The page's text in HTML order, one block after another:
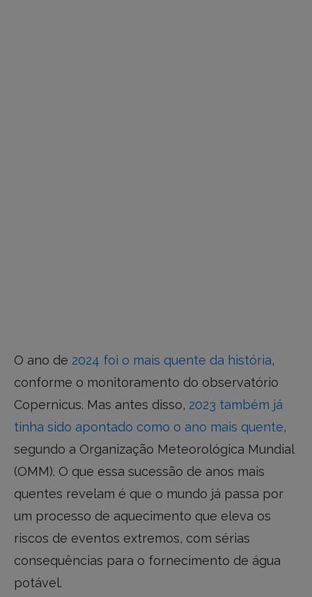
O ano de 2024 foi o mais quente da história,
conforme o monitoramento do observatório
Copernicus. Mas antes disso, 2023 também já
tinha sido apontado como o ano mais quente,
segundo a Organização Meteorológica Mundial
(OMM). O que essa sucessão de anos mais
quentes revelam é que o mundo já passa por
um processo de aquecimento que eleva os
riscos de eventos extremos, com sérias
consequências para o fornecimento de água
potável.